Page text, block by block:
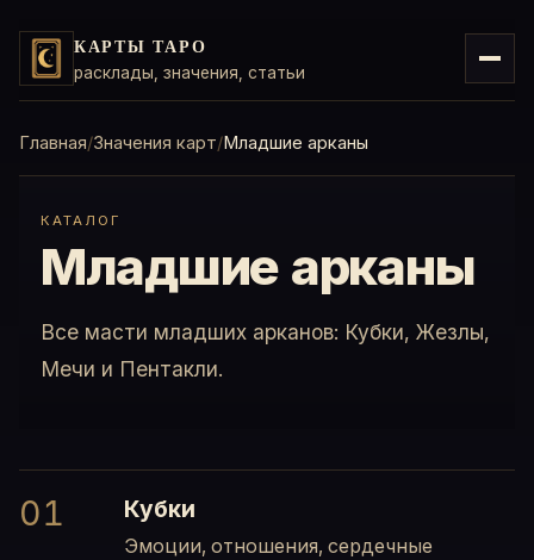
КАРТЫ ТАРО
расклады, значения, статьи
Главная Значения карт Младшие арканы
КАТАЛОГ
Младшие арканы
Все масти младших арканов: Кубки, Жезлы,
Мечи и Пентакли.
01 Кубки
Эмоции, отношения, сердечные